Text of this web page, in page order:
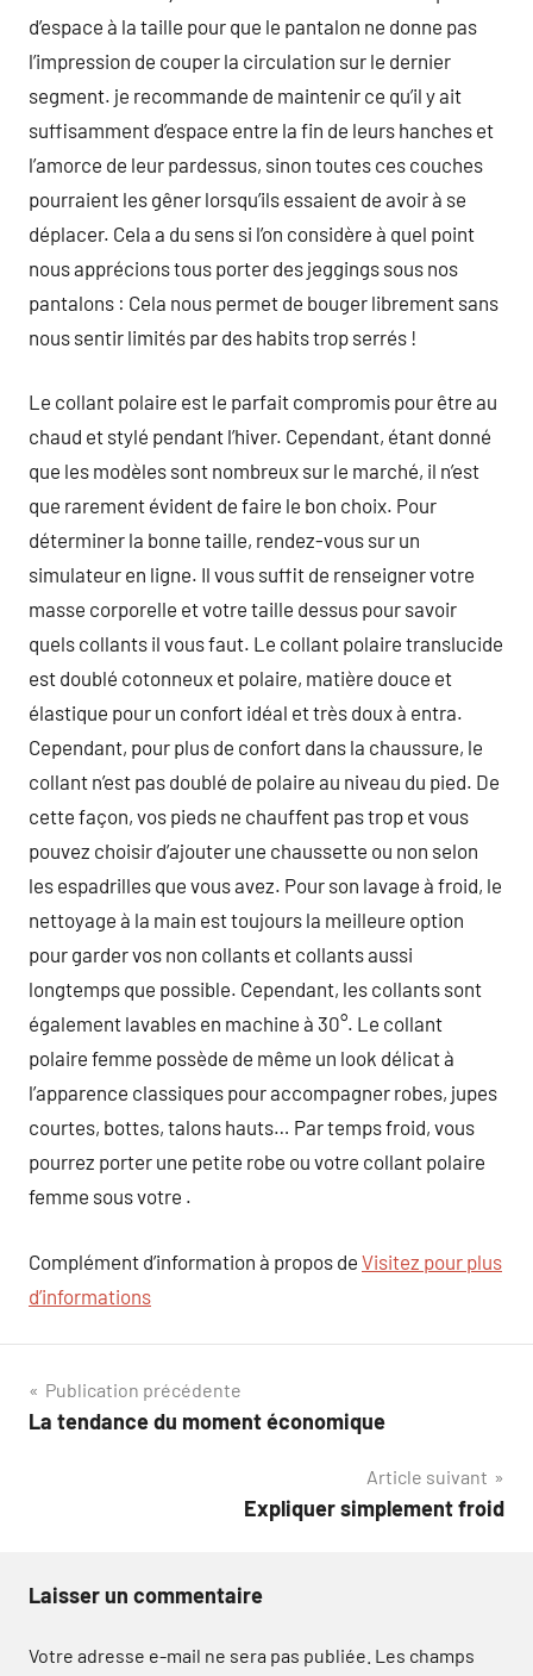
d’espace à la taille pour que le pantalon ne donne pas
l’impression de couper la circulation sur le dernier
segment. je recommande de maintenir ce qu’il y ait
suffisamment d’espace entre la fin de leurs hanches et
l’amorce de leur pardessus, sinon toutes ces couches
pourraient les gêner lorsqu’ils essaient de avoir à se
déplacer. Cela a du sens si l’on considère à quel point
nous apprécions tous porter des jeggings sous nos
pantalons : Cela nous permet de bouger librement sans
nous sentir limités par des habits trop serrés !
Le collant polaire est le parfait compromis pour être au
chaud et stylé pendant l’hiver. Cependant, étant donné
que les modèles sont nombreux sur le marché, il n’est
que rarement évident de faire le bon choix. Pour
déterminer la bonne taille, rendez-vous sur un
simulateur en ligne. Il vous suffit de renseigner votre
masse corporelle et votre taille dessus pour savoir
quels collants il vous faut. Le collant polaire translucide
est doublé cotonneux et polaire, matière douce et
élastique pour un confort idéal et très doux à entra.
Cependant, pour plus de confort dans la chaussure, le
collant n’est pas doublé de polaire au niveau du pied. De
cette façon, vos pieds ne chauffent pas trop et vous
pouvez choisir d’ajouter une chaussette ou non selon
les espadrilles que vous avez. Pour son lavage à froid, le
nettoyage à la main est toujours la meilleure option
pour garder vos non collants et collants aussi
longtemps que possible. Cependant, les collants sont
également lavables en machine à 30°. Le collant
polaire femme possède de même un look délicat à
l’apparence classiques pour accompagner robes, jupes
courtes, bottes, talons hauts… Par temps froid, vous
pourrez porter une petite robe ou votre collant polaire
femme sous votre .
Complément d’information à propos de Visitez pour plus
d’informations
Navigation
de
Publication précédente
La tendance du moment économique
Article suivant
Expliquer simplement froid
Laisser un commentaire
Votre adresse e-mail ne sera pas publiée. Les champs